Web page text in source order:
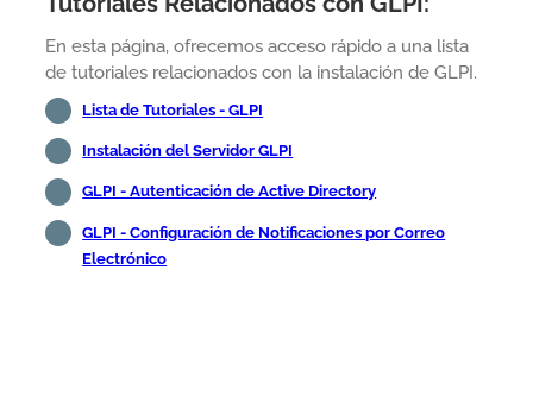
En esta página, ofrecemos acceso rápido a una lista
de tutoriales relacionados con la instalación de GLPI.
Lista de Tutoriales - GLPI
Instalación del Servidor GLPI
GLPI - Autenticación de Active Directory
GLPI - Configuración de Notificaciones por Correo
Electrónico